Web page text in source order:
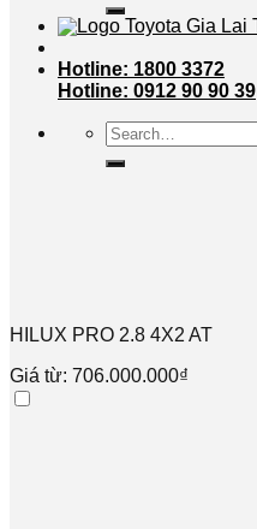
Hotline: 1800 3372
Hotline: 0912 90 90 39
Search
for:
HILUX PRO 2.8 4X2 AT
Giá từ: 706.000.000₫